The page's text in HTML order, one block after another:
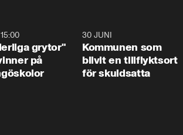
grytor"
på
30 JUNI
Kommunen som
blivit en tillflyktsort
för skuldsatta